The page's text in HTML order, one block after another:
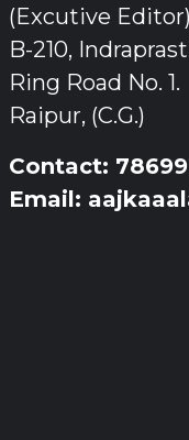
(Excutive Editor)
B-210,
Ring Road No. 1.
Raipur, (C.G.)
Contact:
Email: